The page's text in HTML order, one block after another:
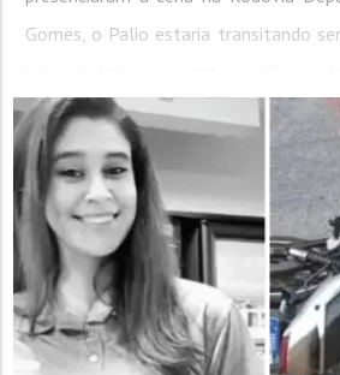
Gomes, o Palio estaria transitando
João Batista, enquanto o Focus
contrário. Em certo momento, o...